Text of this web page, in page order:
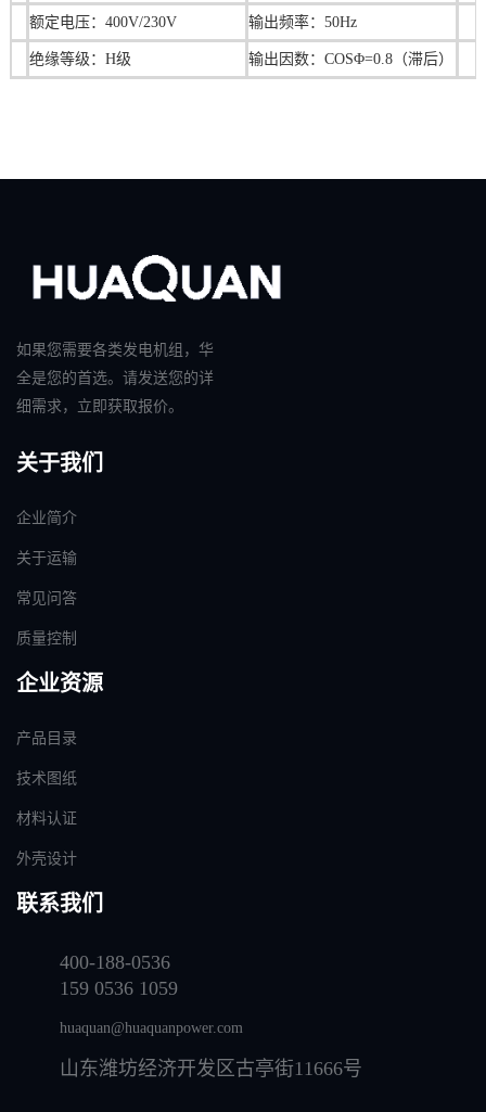
额定电压：400V/230V
输出频率：50Hz
绝缘等级：H级 输出因数：COSΦ=0.8（滞后）
如果您需要各类发电机组，华
全是您的首选。请发送您的详
细需求，立即获取报价。
关于我们
企业简介
关于运输
常见问答
质量控制
企业资源
产品目录
技术图纸
材料认证
外壳设计
联系我们
400-188-0536
159 0536 1059
huaquan@huaquanpower.com
山东潍坊经济开发区古亭街11666号